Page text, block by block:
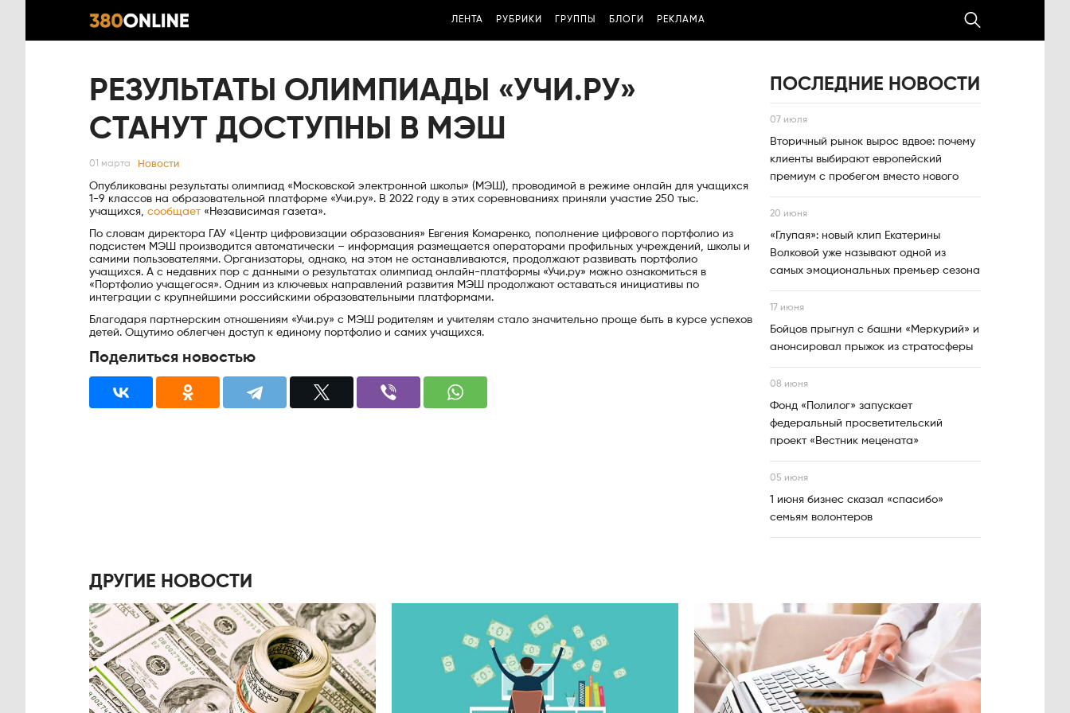
ЛЕНТА РУБРИКИ ГРУППЫ БЛОГИ РЕКЛАМА
РЕЗУЛЬТАТЫ ОЛИМПИАДЫ «УЧИ.РУ»
СТАНУТ ДОСТУПНЫ В МЭШ
01 марта Новости
Опубликованы результаты олимпиад «Московской электронной школы» (МЭШ), проводимой в режиме онлайн для учащихся
1-9 классов на образовательной платформе «Учи.ру». В 2022 году в этих соревнованиях приняли участие 250 тыс.
учащихся, сообщает«Независимая газета».
По словам директора ГАУ «Центр цифровизации образования» Евгения Комаренко, пополнение цифрового портфолио из
подсистем МЭШ производится автоматически – информация размещается операторами профильных учреждений, школы и
самими пользователями. Организаторы, однако, на этом не останавливаются, продолжают развивать портфолио
учащихся. А с недавних пор с данными о результатах олимпиад онлайн-платформы «Учи.ру» можно ознакомиться в
«Портфолио учащегося». Одним из ключевых направлений развития МЭШ продолжают оставаться инициативы по
интеграции с крупнейшими российскими образовательными платформами.
Благодаря партнерским отношениям «Учи.ру» с МЭШ родителям и учителям стало значительно проще быть в курсе успехов
детей. Ощутимо облегчен доступ к единому портфолио и самих учащихся.
Поделиться новостью
ПОСЛЕДНИЕ НОВОСТИ
07 июля
Вторичный рынок вырос вдвое: почему
клиенты выбирают европейский
премиум с пробегом вместо нового
20 июня
«Глупая»: новый клип Екатерины
Волковой уже называют одной из
самых эмоциональных премьер сезона
17 июня
Бойцов прыгнул с башни «Меркурий» и
анонсировал прыжок из стратосферы
08 июня
Фонд «Полилог» запускает
федеральный просветительский
проект «Вестник мецената»
05 июня
1 июня бизнес сказал «спасибо»
семьям волонтеров
ДРУГИЕ НОВОСТИ